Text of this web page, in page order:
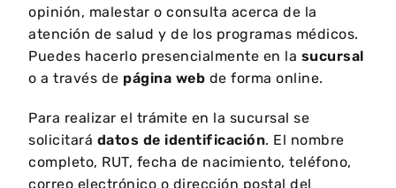
opinión, malestar o consulta acerca de la
atención de salud y de los programas médicos.
Puedes hacerlo presencialmente en la sucursal
o a través de página web de forma online.
Para realizar el trámite en la sucursal se
solicitará datos de identificación. El nombre
completo, RUT, fecha de nacimiento, teléfono,
correo electrónico o dirección postal del